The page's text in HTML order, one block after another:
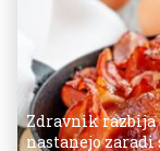
Zdravnik razbija
nastanejo